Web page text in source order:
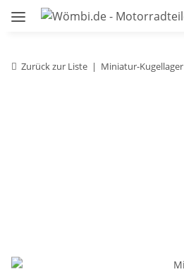
Zurück zur Liste Miniatur-Kugellager